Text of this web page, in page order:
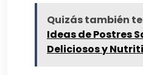
Quizás también
Ideas de Postres
Deliciosos y